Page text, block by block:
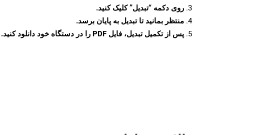
روی دکمه “تبدیل”کلیک کنید.
منتظر بمانید تا تبدیل به پایان برسد.
پس از تکمیل تبدیل، فایل PDF را در دستگاه خود دانلود کنید.